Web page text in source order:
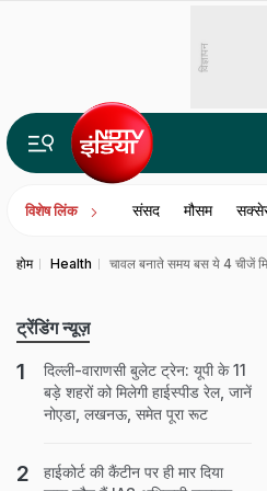
विज्ञापन
विशेष लिंक संसद मौसम
होम Health चावल बनाते समय बस ये 4 चीजें
ट्रेंडिंग न्यूज़
दिल्ली-वाराणसी बुलेट ट्रेन: यूपी के 11
बड़े शहरों को मिलेगी हाईस्पीड रेल, जानें
नोएडा, लखनऊ, समेत पूरा रूट
हाईकोर्ट की कैंटीन पर ही मार दिया